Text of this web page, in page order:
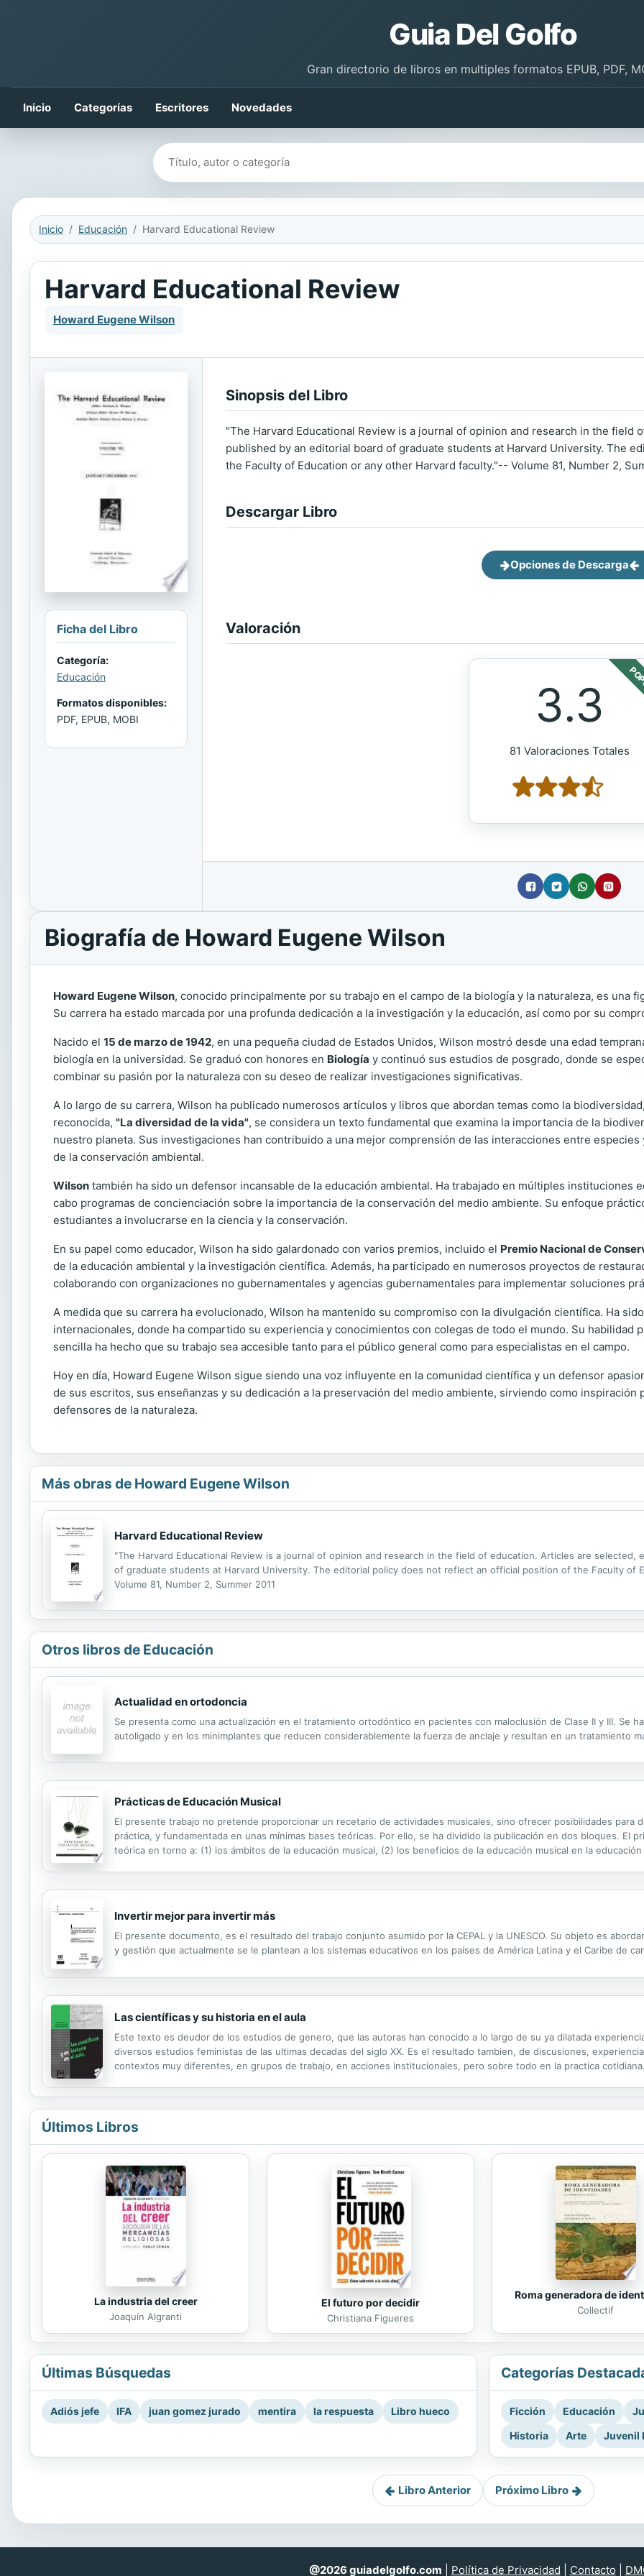
Guia Del Golfo
Gran directorio de libros en multiples formatos EPUB, PDF,
Inicio Categorías Escritores Novedades
Buscar libros
Inicio Educación Harvard Educational Review
Harvard Educational Review
Howard Eugene Wilson
Ficha del Libro
Categoría:
Educación
Formatos disponibles:
PDF, EPUB, MOBI
Sinopsis del Libro
"The Harvard Educational Review is a journal of opinion and research in the field
published by an editorial board of graduate students at Harvard University. The
the Faculty of Education or any other Harvard faculty."-- Volume 81, Number 2,
Descargar Libro
Opciones de Descarga
Valoración
3.3
81 Valoraciones Totales
Biografía de Howard Eugene Wilson
Howard Eugene Wilson, conocido principalmente por su trabajo en el campo de la biología y la naturaleza, es una
Su carrera ha estado marcada por una profunda dedicación a la investigación y la educación, así como por su
Nacido el 15 de marzo de 1942, en una pequeña ciudad de Estados Unidos, Wilson mostró desde una edad
biología en la universidad. Se graduó con honores en Biología y continuó sus estudios de posgrado, donde se
combinar su pasión por la naturaleza con su deseo de realizar investigaciones significativas.
A lo largo de su carrera, Wilson ha publicado numerosos artículos y libros que abordan temas como la
reconocida, "La diversidad de la vida", se considera un texto fundamental que examina la importancia de la
nuestro planeta. Sus investigaciones han contribuido a una mejor comprensión de las interacciones entre
de la conservación ambiental.
Wilson también ha sido un defensor incansable de la educación ambiental. Ha trabajado en múltiples instituciones
cabo programas de concienciación sobre la importancia de la conservación del medio ambiente. Su enfoque
estudiantes a involucrarse en la ciencia y la conservación.
En su papel como educador, Wilson ha sido galardonado con varios premios, incluido el Premio Nacional de
de la educación ambiental y la investigación científica. Además, ha participado en numerosos proyectos de
colaborando con organizaciones no gubernamentales y agencias gubernamentales para implementar soluciones
A medida que su carrera ha evolucionado, Wilson ha mantenido su compromiso con la divulgación científica. Ha
internacionales, donde ha compartido su experiencia y conocimientos con colegas de todo el mundo. Su habilidad
sencilla ha hecho que su trabajo sea accesible tanto para el público general como para especialistas en el campo.
Hoy en día, Howard Eugene Wilson sigue siendo una voz influyente en la comunidad científica y un defensor
de sus escritos, sus enseñanzas y su dedicación a la preservación del medio ambiente, sirviendo como
defensores de la naturaleza.
Más obras de Howard Eugene Wilson
Harvard Educational Review
"The Harvard Educational Review is a journal of opinion and research in the field of education. Articles are selected,
of graduate students at Harvard University. The editorial policy does not reflect an official position of the Faculty of
Volume 81, Number 2, Summer 2011
Otros libros de Educación
Actualidad en ortodoncia
Se presenta como una actualización en el tratamiento ortodóntico en pacientes con maloclusión de Clase II y III. Se
autoligado y en los minimplantes que reducen considerablemente la fuerza de anclaje y resultan en un tratamiento
Prácticas de Educación Musical
El presente trabajo no pretende proporcionar un recetario de actividades musicales, sino ofrecer posibilidades para
práctica, y fundamentada en unas mínimas bases teóricas. Por ello, se ha dividido la publicación en dos bloques. El
teórica en torno a: (1) los ámbitos de la educación musical, (2) los beneficios de la educación musical en la
Invertir mejor para invertir más
El presente documento, es el resultado del trabajo conjunto asumido por la CEPAL y la UNESCO. Su objeto es
y gestión que actualmente se le plantean a los sistemas educativos en los países de América Latina y el Caribe de
Las científicas y su historia en el aula
Este texto es deudor de los estudios de genero, que las autoras han conocido a lo largo de su ya dilatada
diversos estudios feministas de las ultimas decadas del siglo XX. Es el resultado tambien, de discusiones,
contextos muy diferentes, en grupos de trabajo, en acciones institucionales, pero sobre todo en la practica
Últimos Libros
La industria del creer
Joaquín Algranti
El futuro por decidir
Christiana Figueres
Roma generadora de
Collectif
Últimas Búsquedas
Adiós jefe IFA juan gomez jurado mentira la respuesta Libro hueco
Categorías
Ficción Educación
Historia
Arte Juvenil
Libro Anterior Próximo Libro
@2026 guiadelgolfo.com Política de Privacidad Contacto